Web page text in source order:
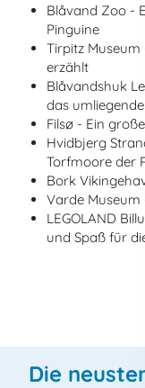
Blåvand Zoo -
Pinguine
Tirpitz Museum
erzählt
Blåvandshuk
das
Filsø - Ein
Hvidbjerg
Torfmoore der
Bork
Varde Museum
LEGOLAND
und Spaß für
Die